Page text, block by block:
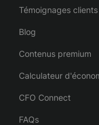
Témoignages clients
Blog
Contenus premium
Calculateur
CFO Connect
FAQs